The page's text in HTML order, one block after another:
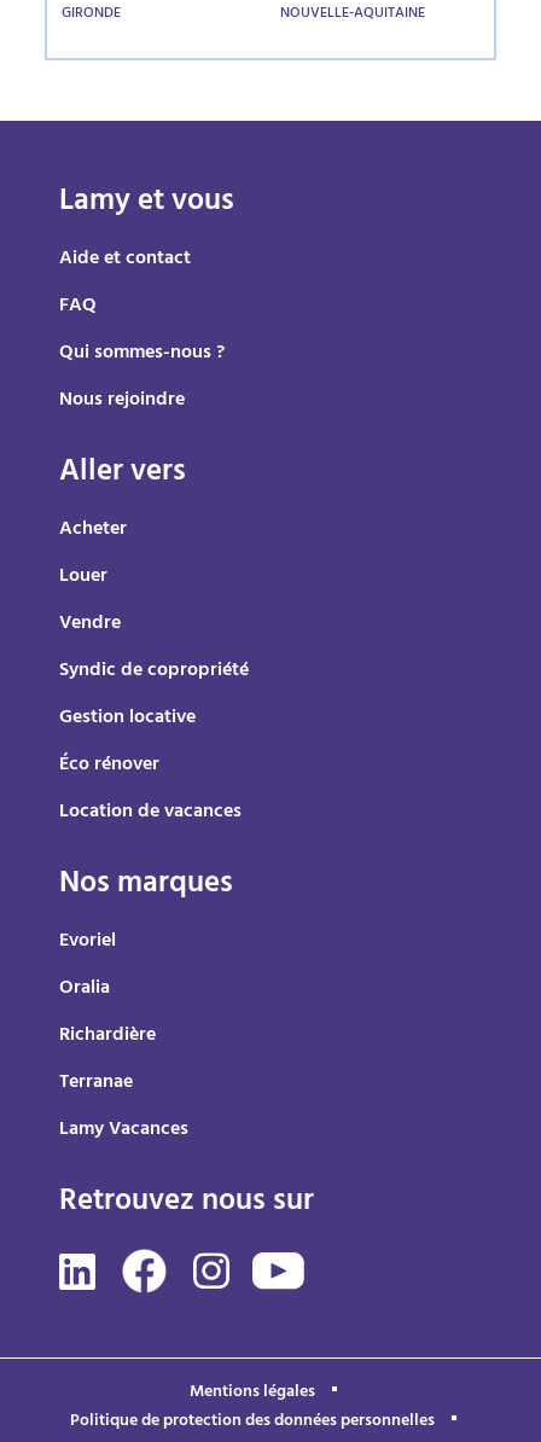
GIRONDE NOUVELLE-AQUITAINE
Lamy et vous
Aide et contact
FAQ
Qui sommes-nous ?
Nous rejoindre
Aller vers
Acheter
Louer
Vendre
Syndic de copropriété
Gestion locative
Éco rénover
Location de vacances
Nos marques
Evoriel
Oralia
Richardière
Terranae
Lamy Vacances
Retrouvez nous sur
Mentions légales
Politique de protection des données personnelles